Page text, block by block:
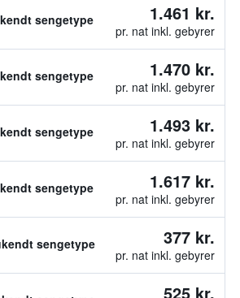
sengetype 1.461 kr.
pr. nat inkl. gebyrer
sengetype 1.470 kr.
pr. nat inkl. gebyrer
sengetype 1.493 kr.
pr. nat inkl. gebyrer
sengetype 1.617 kr.
pr. nat inkl. gebyrer
sengetype 377 kr.
pr. nat inkl. gebyrer
525 kr.